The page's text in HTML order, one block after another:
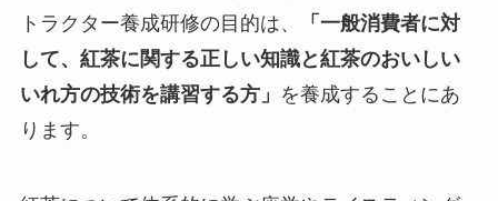
トラクター養成研修の目的は、
「一般消費者に対
して、紅茶に関する正しい知識と紅茶のおいしい
いれ方の技術を講習する方」 を養成することにあ
ります。